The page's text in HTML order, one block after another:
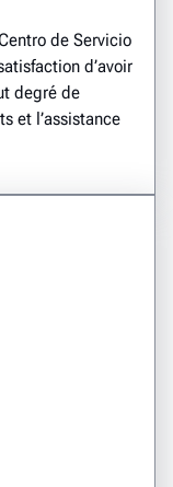
de Servicio
d’avoir
degré de
et l’assistance